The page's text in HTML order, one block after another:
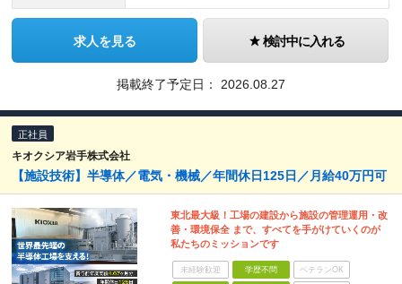
求人を見る 検討中に入れる
掲載終了予定日： 2026.08.27
正社員
キオクシア岩手株式会社
【施設技術】半導体／電気・機械／年間休日125日／月給40万円可
東北最大級！工場の建設から施設の管理運用・改
善・環境保全 まで、すべてを手がけていくのが
私たちのミッションです
未経験歓迎 学歴不問 ベテランOK